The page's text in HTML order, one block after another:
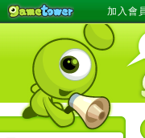
加入會